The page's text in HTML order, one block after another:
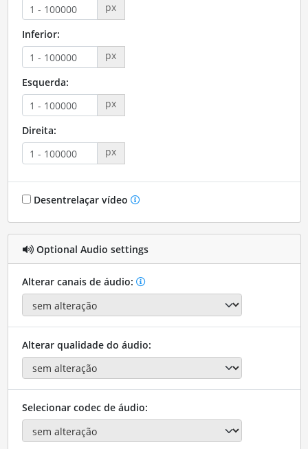
px
Inferior:
px
Esquerda:
px
Direita:
px
Desentrelaçar vídeo
Optional Audio settings
Alterar canais de áudio:
Alterar qualidade do áudio:
Selecionar codec de áudio: